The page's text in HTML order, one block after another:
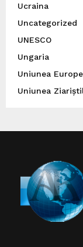
Ucraina
Uncategorized
UNESCO
Ungaria
Uniunea
Uniunea